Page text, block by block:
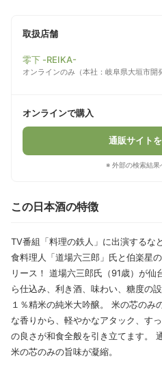
取扱店舗
零下 -REIKA-
オンラインのみ（本社：岐阜県大垣市開
オンラインで購入
通販サイト
※ 外部の検索結果
この日本酒の特徴
TV番組「料理の鉄人」に出演するな
食料理人「道場六三郎」氏と伯楽星
リース！ 道場六三郎氏（91歳）が
ら仕込み、利き酒、味わい、糖度の
１％精米の純米大吟醸。 米の芯のみ
な香りから、軽やかなアタック、す
の良さが和食全般を引き立てます。
米の芯のみの旨味が凝縮。